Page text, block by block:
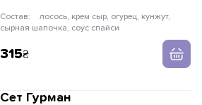
Состав:
сырная шапочка, соус спайси
315
Сет Гурман